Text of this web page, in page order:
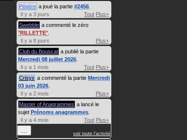
Pépère a joué la partie #2456
Il y a 3 jours
Tout Plus+
Swebble a commenté le zéro
RILLETTE
Il y a 8 jours
Plus+
Club du Bouscat a publié la partie
Mercredi 08 juillet 2026
Il y a 1 mois
Tout Plus+
Crisyx a commenté la partie Mercredi
03 juin 2026
Il y a 2 mois
Plus+
Master of Anagrammes a lancé le
sujet Prénoms anagrammes
Il y a 4 mois
Tout Plus+
… voir toute l'activité